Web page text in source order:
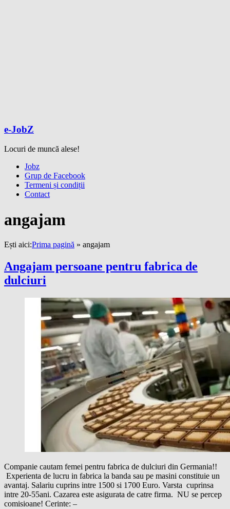
e-JobZ
Locuri de muncă alese!
Meniu Jobz
Grup de Facebook
Termeni și condiții
Contact
angajam
Ești aici:Prima pagină » angajam
Angajam persoane pentru fabrica de
dulciuri
Companie cautam femei pentru fabrica de dulciuri din Germania!!
Experienta de lucru in fabrica la banda sau pe masini constituie un
avantaj. Salariu cuprins intre 1500 si 1700 Euro. Varsta cuprinsa
intre 20-55ani. Cazarea este asigurata de catre firma. NU se percep
comisioane! Cerinte: –